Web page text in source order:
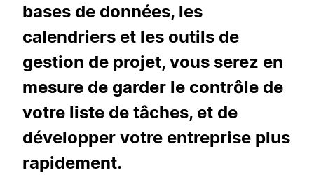
bases de données, les
calendriers et les outils de
gestion de projet, vous serez en
mesure de garder le contrôle de
votre liste de tâches, et de
développer votre entreprise plus
rapidement.